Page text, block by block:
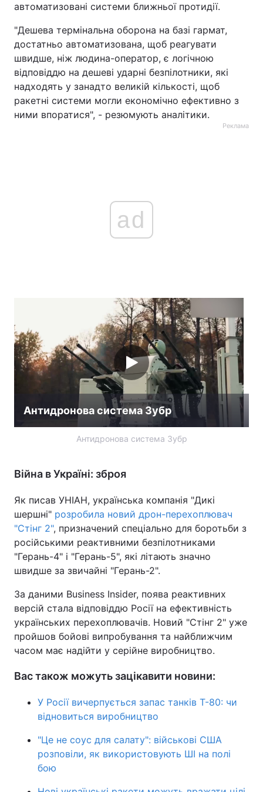
автоматизовані системи ближньої протидії.
"Дешева термінальна оборона на базі гармат,
достатньо автоматизована, щоб реагувати
швидше, ніж людина-оператор, є логічною
відповіддю на дешеві ударні безпілотники, які
надходять у занадто великій кількості, щоб
ракетні системи могли економічно ефективно з
ними впоратися", - резюмують аналітики.
Реклама
ad
Антидронова система Зубр
Антидронова система Зубр
Війна в Україні: зброя
Як писав УНІАН, українська компанія "Дикі
шершні" розробила новий дрон-перехоплювач
"Стінг 2", призначений спеціально для боротьби з
російськими реактивними безпілотниками
"Герань-4" і "Герань-5", які літають значно
швидше за звичайні "Герань-2".
За даними Business Insider, поява реактивних
версій стала відповіддю Росії на ефективність
українських перехоплювачів. Новий "Стінг 2" уже
пройшов бойові випробування та найближчим
часом має надійти у серійне виробництво.
Вас також можуть зацікавити новини:
У Росії вичерпується запас танків Т-80: чи
відновиться виробництво
"Це не соус для салату": військові США
розповіли, як використовують ШІ на полі
бою